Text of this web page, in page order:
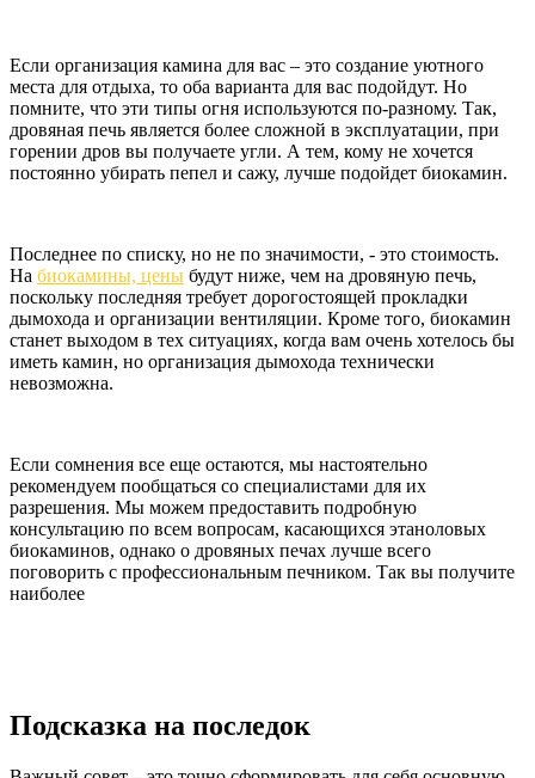
Если организация камина для вас – это создание уютного
места для отдыха, то оба варианта для вас подойдут. Но
помните, что эти типы огня используются по-разному. Так,
дровяная печь является более сложной в эксплуатации, при
горении дров вы получаете угли. А тем, кому не хочется
постоянно убирать пепел и сажу, лучше подойдет биокамин.
Последнее по списку, но не по значимости, - это стоимость.
На биокамины, цены будут ниже, чем на дровяную печь,
поскольку последняя требует дорогостоящей прокладки
дымохода и организации вентиляции. Кроме того, биокамин
станет выходом в тех ситуациях, когда вам очень хотелось бы
иметь камин, но организация дымохода технически
невозможна.
Если сомнения все еще остаются, мы настоятельно
рекомендуем пообщаться со специалистами для их
разрешения. Мы можем предоставить подробную
консультацию по всем вопросам, касающихся этаноловых
биокаминов, однако о дровяных печах лучше всего
поговорить с профессиональным печником. Так вы получите
наиболее
Подсказка на последок